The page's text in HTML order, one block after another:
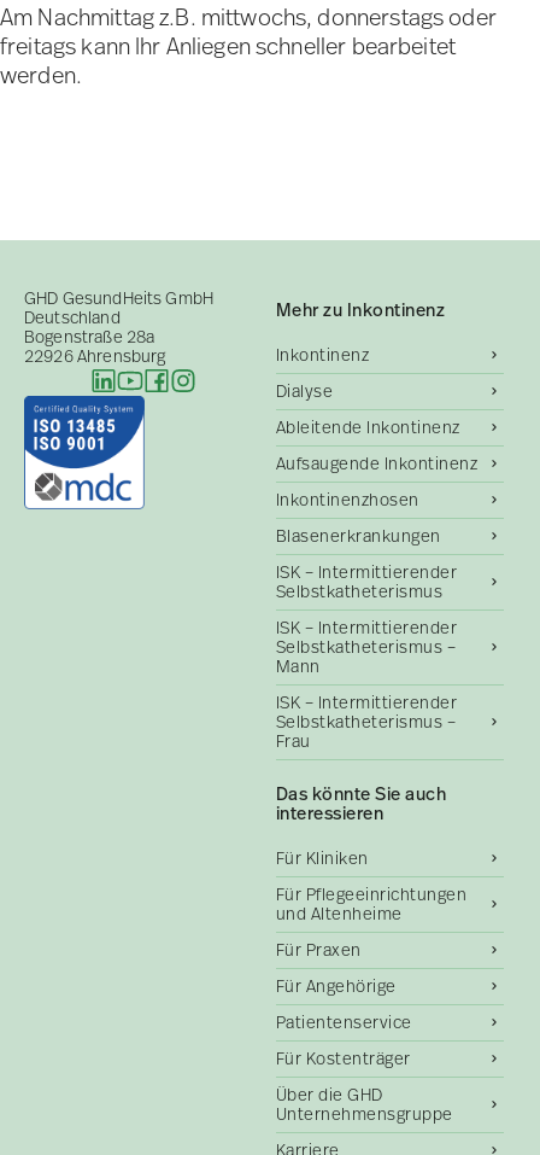
Am Nachmittag z.B. mittwochs, donnerstags oder
freitags kann Ihr Anliegen schneller bearbeitet
werden.
GHD GesundHeits GmbH
Deutschland
Bogenstraße 28a
22926 Ahrensburg
Mehr zu Inkontinenz
Inkontinenz
Dialyse
Ableitende Inkontinenz
Aufsaugende Inkontinenz
Inkontinenzhosen
Blasenerkrankungen
ISK – Intermittierender
Selbstkatheterismus
ISK – Intermittierender
Selbstkatheterismus –
Mann
ISK – Intermittierender
Selbstkatheterismus –
Frau
Das könnte Sie auch
interessieren
Für Kliniken
Für Pflegeeinrichtungen
und Altenheime
Für Praxen
Für Angehörige
Patientenservice
Für Kostenträger
Über die GHD
Unternehmensgruppe